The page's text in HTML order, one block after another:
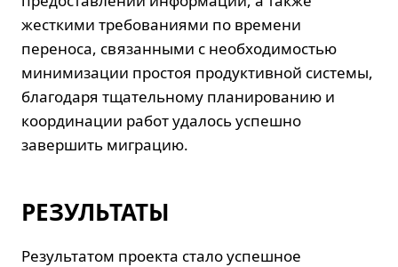
жесткими требованиями по времени
переноса, связанными с необходимостью
минимизации простоя продуктивной системы,
благодаря тщательному планированию и
координации работ удалось успешно
завершить миграцию.
РЕЗУЛЬТАТЫ
Результатом проекта стало успешное